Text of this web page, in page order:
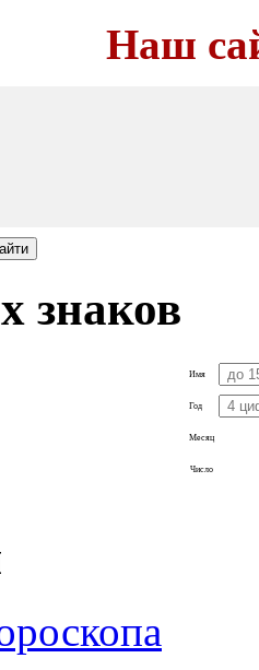
Наш
знаков
Имя
Год
Месяц
Число